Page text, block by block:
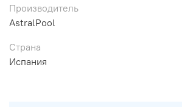
Производитель
AstralPool
Страна
Испания